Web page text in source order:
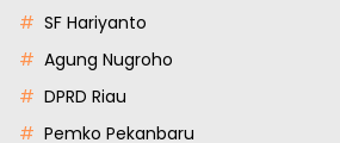
SF Hariyanto
Agung Nugroho
DPRD Riau
Pemko Pekanbaru